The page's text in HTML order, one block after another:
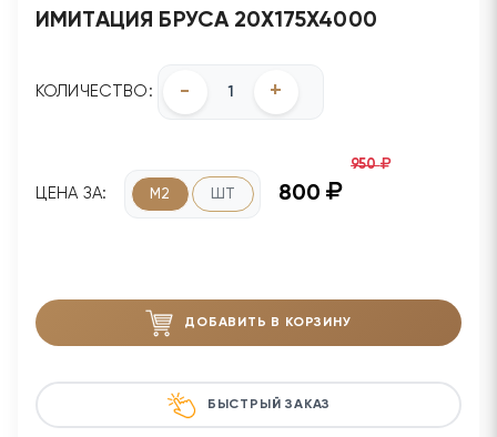
ИМИТАЦИЯ БРУСА 20Х175Х4000
ЦЕНА ЗА: М2 ШТ 800
950
КОЛИЧЕСТВО: - +
ДОБАВИТЬ В КОРЗИНУ
БЫСТРЫЙ ЗАКАЗ